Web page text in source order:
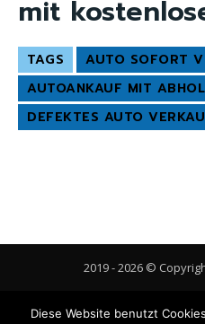
mit
TAGS
AUTO SOFORT
AUTOANKAUF MIT
DEFEKTES AUTO
2019 - 2026 ©
Diese Website benutzt